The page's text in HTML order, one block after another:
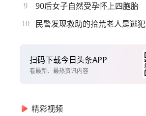
9 90后女子自然受孕怀上四胞胎
10 民警发现救助的拾荒老人是逃犯
扫码下载今日头条APP
看最新、最热资讯内容
精彩视频